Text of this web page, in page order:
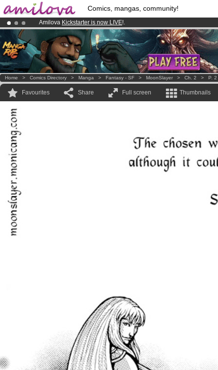
Comics, mangas, community!
Amilova Kickstarter is now LIVE!.
Already 100000membersand 1000comics & mangas!.
Premium membership from3.95 euros per month !Get membership
Home > Comics Directory > Manga > Fantasy - SF > MoonSlayer > Ch. 2 > P. 2
Favourites Share Full screen Thumbnails